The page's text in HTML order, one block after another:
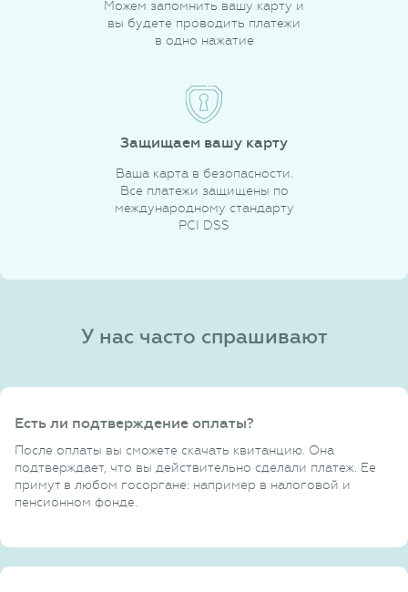
Можем запомнить вашу карту и
вы будете проводить платежи
в одно нажатие
Защищаем вашу карту
Ваша карта в безопасности.
Все платежи защищены по
международному стандарту
PCI DSS
У нас часто спрашивают
Есть ли подтверждение оплаты?
После оплаты вы сможете скачать квитанцию. Она
подтверждает, что вы действительно сделали платеж. Ее
примут в любом госоргане: например в налоговой и
пенсионном фонде.